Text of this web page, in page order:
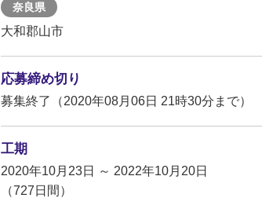
奈良県
大和郡山市
応募締め切り
募集終了（2020年08月06日 21時30分まで）
工期
2020年10月23日 ～ 2022年10月20日
（727日間）